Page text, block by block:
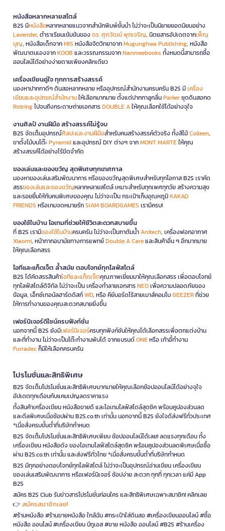
หนังสือหลากหลายสไตล์
B2S มีหนังสือหลากหลายแนวจากสำนักพิมพ์ชั้นนำ ไม่ว่าจะเป็นนิยายยอดนิยมอย่าง
Lavender, ตำราเรียนเข้มข้นของดร. ศุภวัฒน์ พุกเจริญ, นิตยสารอัปเดตจากเพ็ญ
บุญ, หนังสือเด็กจากMIS หนังสือจิตวิทยาจากMugunghwa Publishing, หนังสือ
พัฒนาตนเองจากKOOB และวรรณกรรมจากNanmeebooks ทั้งหมดนี้สามารถซื้อ
ออนไลน์ได้อย่างง่ายดายเพียงคลิกเดียว
เครื่องเขียนคู่ใจ ทุกการสร้างสรรค์
มองหาปากกาดีๆ ดินสอหลากหลาย หรืออุปกรณ์สำนักงานครบครัน B2S มีเครื่อง
เขียนและอุปกรณ์สำนักงานให้เลือกมากมาย ตั้งแต่ปากกาลูกลื่นParkerชุดดินสอกด
Rotringไปจนถึงกระดาษถ่ายเอกสารDOUBLE Aให้คุณเลือกใช้ได้อย่างจุใจ
งานศิลป์ งานฝีมือ สร้างสรรค์ไม่รู้จบ
B2S จัดเต็มอุปกรณ์ศิลปะและงานฝีมือสำหรับคนสร้างสรรค์ตัวจริง ทั้งสีไม้Colleen,
ขาตั้งไม้บนโต๊ะPyramidและอุปกรณ์ DIY ต่างๆ จากMONT MARTEให้คุณ
สร้างสรรค์ได้อย่างไร้ขีดจำกัด
ของเล่นและของขวัญ สุดพิเศษทุกเทศกาล
มองหาของเล่นเสริมพัฒนาการ หรือของขวัญสุดพิเศษสำหรับทุกโอกาส B2S เราคัด
สรรของเล่นและของขวัญหลากหลายสไตล์ เหมาะสำหรับทุกเพศทุกวัย สร้างความสุข
และรอยยิ้มให้กับคนพิเศษของคุณ ไม่ว่าจะเป็น กระเป๋าเก็บอุณหภูมิKAKAO
FRIENDS หรือเกมจดหมายรักSIAM BOARDGAMES เรามีครบ!
ของใช้ในบ้าน ไอเทมที่ช่วยให้ชีวิตสะดวกสบายขึ้น
ที่ B2S เรามีของใช้ในบ้านครบครัน ไม่ว่าจะเป็นกาต้มน้ำAnitech, เครื่องฟอกอากาศ
Xiaomi, หน้ากากอนามัยทางการแพทย์Double A Careและสินค้าอื่น ๆ อีกมากมาย
ให้คุณเลือกสรร
ไอทีและแก็ดเจ็ต ล้ำสมัย ตอบโจทย์ทุกไลฟ์สไตล์
B2S ได้คัดสรรสินค้าไอทีและแก็ดเจ็ตคุณภาพเยี่ยมมาให้คุณเลือกสรร เพื่อตอบโจทย์
ทุกไลฟ์สไตล์ดิจิทัล ไม่ว่าจะเป็น เครื่องทำลายเอกสารNEOเพื่อความปลอดภัยของ
ข้อมูล, เอ็กซ์เทอนัลฮาร์ดดิสก์WD, หรือ คีย์บอร์ดไร้สายเมาส์คอมโบGEEZERที่ช่วย
ให้การทำงานของคุณสะดวกสบายยิ่งขึ้น
เฟอร์นิเจอร์ดีไซน์ครบฟังก์ชั่น
นอกจากนี้ B2S ยังมีเฟอร์นิเจอร์ครบทุกฟังก์ชันให้คุณได้เลือกสรรเพื่อตกแต่งบ้าน
และที่ทำงาน ไม่ว่าจะเป็นโต๊ะทำงานพับได้ จากแบรนด์ONEหรือ เก้าอี้ทำงาน
Furradecก็มีให้เลือกครบครัน
โปรโมชั่นและสิทธิพิเศษ
B2S จัดเต็มโปรโมชั่นและสิทธิพิเศษมากมายให้คุณเลือกช้อปออนไลน์ได้อย่างจุใจ
อัปเดตทุกเดือนกับแคมเปญลดราคาแรง
ทั้งสินค้าเครื่องเขียน หนังสือขายดี และไอเทมไลฟ์สไตล์สุดชิค พร้อมคูปองส่วนลด
และดีลพิเศษเมื่อช้อปผ่าน B2S.co.th เท่านั้น นอกจากนี้ B2S ยังใจดีส่งฟรีทั่วประเทศ
*เมื่อสั่งครบขั้นต่ำที่บริษัทกำหนด
B2S จัดเต็มโปรโมชั่นและสิทธิพิเศษเพียบ ช้อปออนไลน์ได้เลย! ลดแรงทุกเดือน ทั้ง
เครื่องเขียน หนังสือดัง ของไอเทมไลฟ์สไตล์สุดชิค พร้อมคูปองส่วนลดพิเศษเมื่อซื้อ
ผ่าน B2S.co.th เท่านั้น และส่งฟรีทั่วไทย *เมื่อสั่งครบขั้นต่ำที่บริษัทกำหนด
B2S มีทุกอย่างตอบโจทย์ทุกไลฟ์สไตล์ ไม่ว่าจะเป็นอุปกรณ์อ่านเขียน เครื่องเขียน
ของเล่นเสริมพัฒนาการ หรือเฟอร์นิเจอร์ ช้อปง่าย สะดวก ทุกที่ ทุกเวลา แค่มี App
B2S
สมัคร B2S Club รับข่าวสารโปรโมชั่นก่อนใคร และสิทธิพิเศษเฉพาะสมาชิก! คลิกเลย
👉 สมัครสมาชิกเลย!
#ร้านหนังสือ #ร้านขายหนังสือ ใกล้ฉัน #กระเป๋าใส่ดินสอ #เครื่องเขียนออนไลน์ #ซื้อ
หนังสือ ออนไลน์ #เครื่องเขียน บีทูเอส #ขาย หนังสือ ออนไลน์ #B2S #ร้านเครื่อง